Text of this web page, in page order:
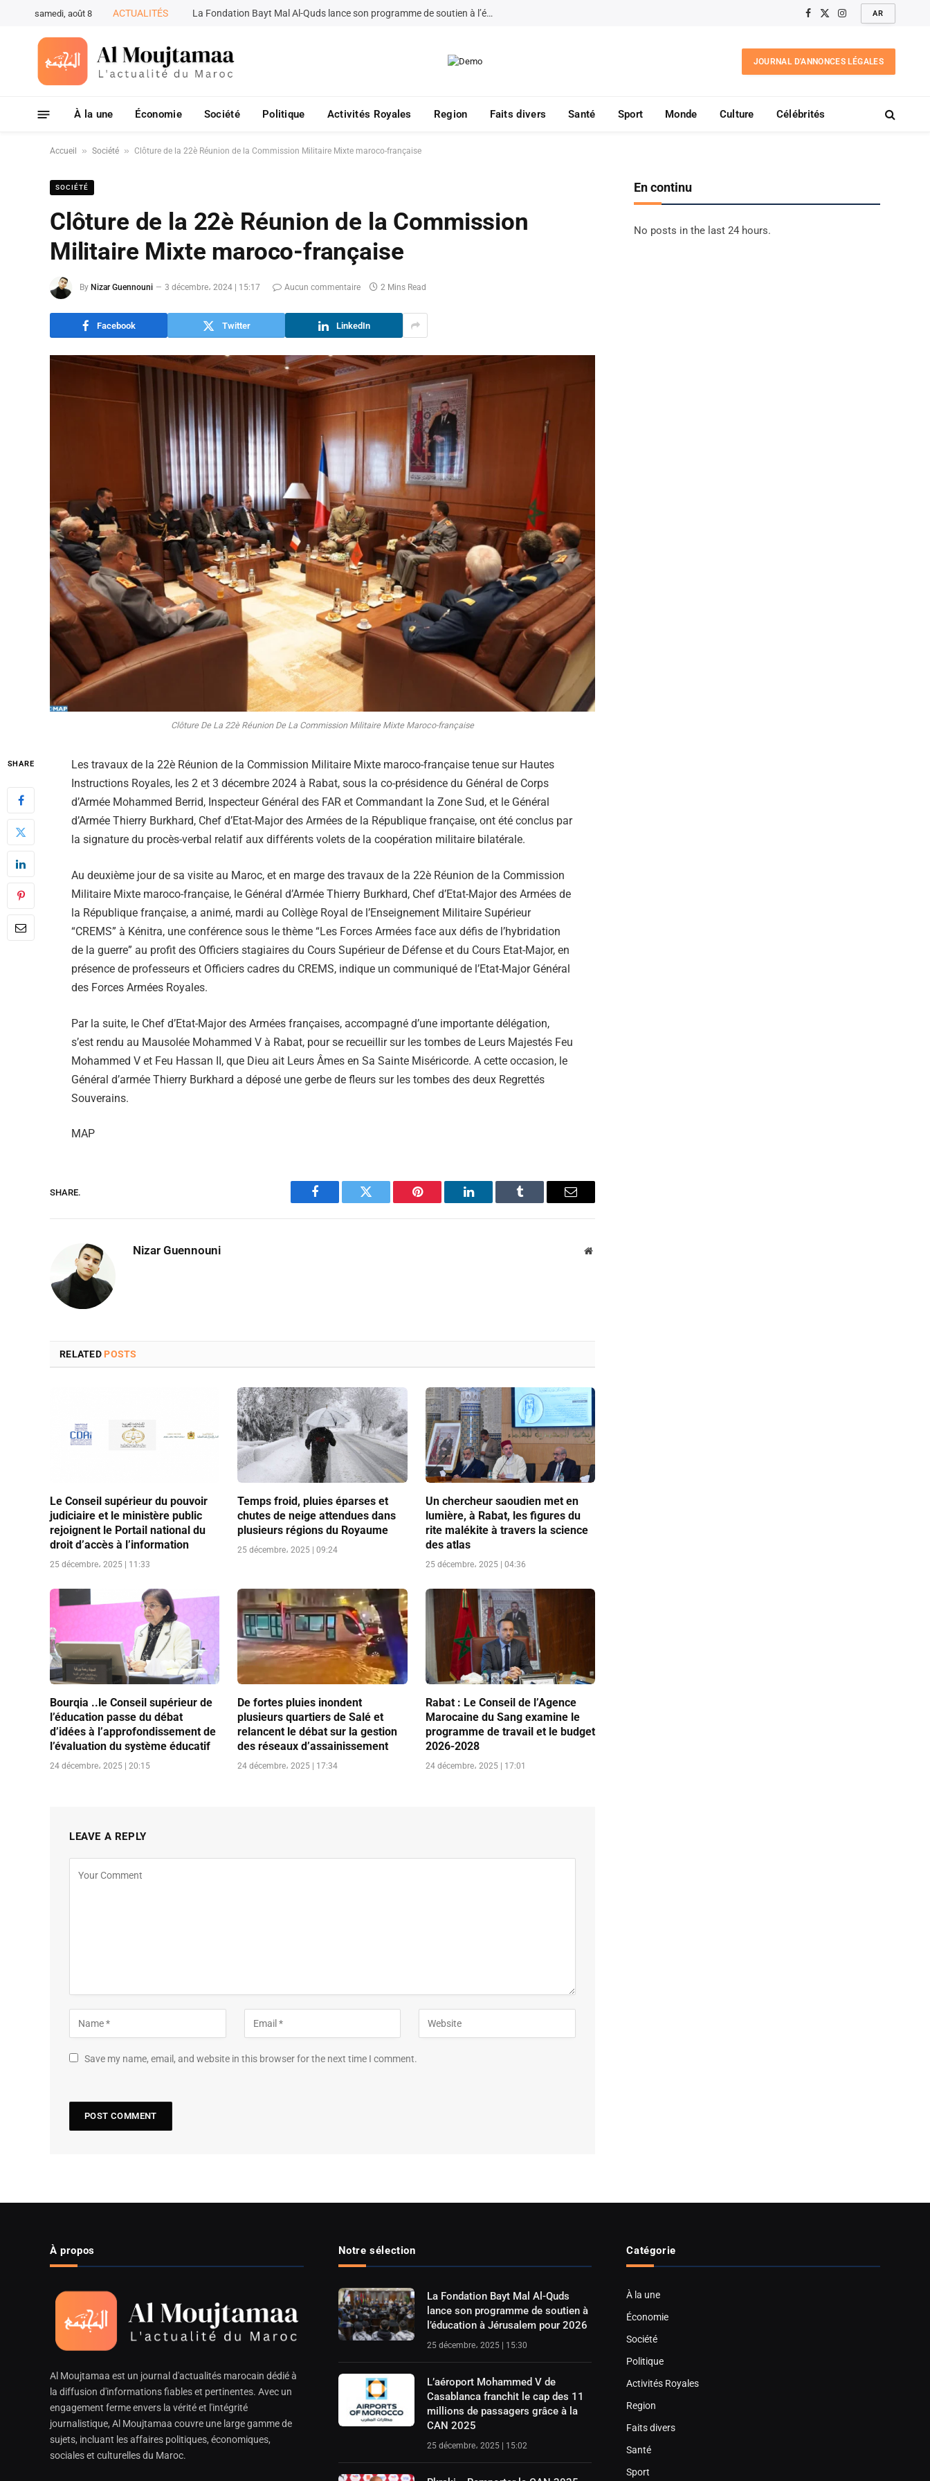
samedi, août 8 ACTUALITÉS La Fondation Bayt Mal Al-Quds lance son programme de soutien à l’éducation à Jérusalem pour 2026
Facebook
X
Instagram
AR
JOURNAL D'ANNONCES LÉGALES
À la une Économie Société Politique Activités Royales Region Faits divers Santé Sport Monde Culture Célébrités
Accueil » Société » Clôture de la 22è Réunion de la Commission Militaire Mixte maroco-française
SOCIÉTÉ
Clôture de la 22è Réunion de la Commission
Militaire Mixte maroco-française
By Nizar Guennouni 3 décembre، 2024 | 15:17 Aucun commentaire 2 Mins Read
Facebook Twitter LinkedIn
Clôture De La 22è Réunion De La Commission Militaire Mixte Maroco-française
SHARE
Les travaux de la 22è Réunion de la Commission Militaire Mixte maroco-française tenue sur Hautes
Instructions Royales, les 2 et 3 décembre 2024 à Rabat, sous la co-présidence du Général de Corps
d’Armée Mohammed Berrid, Inspecteur Général des FAR et Commandant la Zone Sud, et le Général
d’Armée Thierry Burkhard, Chef d’Etat-Major des Armées de la République française, ont été conclus par
la signature du procès-verbal relatif aux différents volets de la coopération militaire bilatérale.
Au deuxième jour de sa visite au Maroc, et en marge des travaux de la 22è Réunion de la Commission
Militaire Mixte maroco-française, le Général d’Armée Thierry Burkhard, Chef d’Etat-Major des Armées de
la République française, a animé, mardi au Collège Royal de l’Enseignement Militaire Supérieur
“CREMS” à Kénitra, une conférence sous le thème “Les Forces Armées face aux défis de l’hybridation
de la guerre” au profit des Officiers stagiaires du Cours Supérieur de Défense et du Cours Etat-Major, en
présence de professeurs et Officiers cadres du CREMS, indique un communiqué de l’Etat-Major Général
des Forces Armées Royales.
Par la suite, le Chef d’Etat-Major des Armées françaises, accompagné d’une importante délégation,
s’est rendu au Mausolée Mohammed V à Rabat, pour se recueillir sur les tombes de Leurs Majestés Feu
Mohammed V et Feu Hassan II, que Dieu ait Leurs Âmes en Sa Sainte Miséricorde. A cette occasion, le
Général d’armée Thierry Burkhard a déposé une gerbe de fleurs sur les tombes des deux Regrettés
Souverains.
MAP
SHARE.
Facebook Twitter Pinterest LinkedIn Tumblr Email
Nizar Guennouni Website
RELATED POSTS
Le Conseil supérieur du pouvoir
judiciaire et le ministère public
rejoignent le Portail national du
droit d’accès à l’information
25 décembre، 2025 | 11:33
Temps froid, pluies éparses et
chutes de neige attendues dans
plusieurs régions du Royaume
25 décembre، 2025 | 09:24
Un chercheur saoudien met en
lumière, à Rabat, les figures du
rite malékite à travers la science
des atlas
25 décembre، 2025 | 04:36
Bourqia ..le Conseil supérieur de
l’éducation passe du débat
d’idées à l’approfondissement de
l’évaluation du système éducatif
24 décembre، 2025 | 20:15
De fortes pluies inondent
plusieurs quartiers de Salé et
relancent le débat sur la gestion
des réseaux d’assainissement
24 décembre، 2025 | 17:34
Rabat : Le Conseil de l’Agence
Marocaine du Sang examine le
programme de travail et le budget
2026-2028
24 décembre، 2025 | 17:01
LEAVE A REPLY
Save my name, email, and website in this browser for the next time I comment.
En continu
No posts in the last 24 hours.
À propos
Al Moujtamaa est un journal d'actualités marocain dédié à
la diffusion d'informations fiables et pertinentes. Avec un
engagement ferme envers la vérité et l'intégrité
journalistique, Al Moujtamaa couvre une large gamme de
sujets, incluant les affaires politiques, économiques,
sociales et culturelles du Maroc.
Notre sélection
La Fondation Bayt Mal Al-Quds
lance son programme de soutien à
l’éducation à Jérusalem pour 2026
25 décembre، 2025 | 15:30
L’aéroport Mohammed V de
Casablanca franchit le cap des 11
millions de passagers grâce à la
CAN 2025
25 décembre، 2025 | 15:02
Catégorie
À la une
Économie
Société
Politique
Activités Royales
Region
Faits divers
Santé
Sport